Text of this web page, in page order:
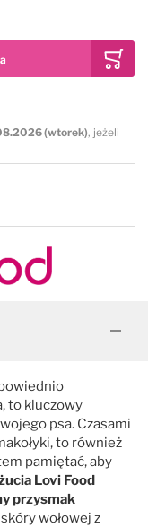
(wtorek), jeżeli
to kluczowy
psa. Czasami
to również
pamiętać, aby
Lovi Food
przysmak
wołowej z